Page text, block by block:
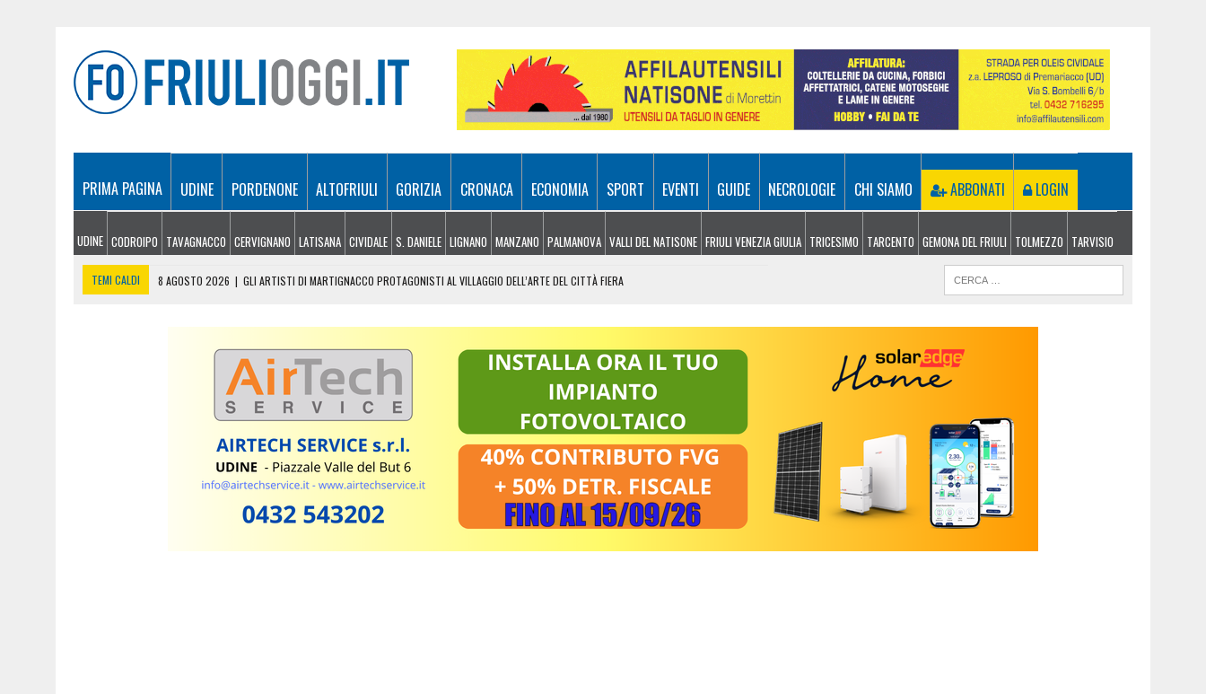
PRIMA PAGINA UDINE PORDENONE ALTOFRIULI GORIZIA CRONACA ECONOMIA SPORT EVENTI GUIDE NECROLOGIE CHI SIAMO ABBONATI LOGIN
UDINE CODROIPO TAVAGNACCO CERVIGNANO LATISANA CIVIDALE S. DANIELE LIGNANO MANZANO PALMANOVA VALLI DEL NATISONE FRIULI VENEZIA GIULIA TRICESIMO TARCENTO GEMONA DEL FRIULI TOLMEZZO TARVISIO
TEMI CALDI 8 AGOSTO 2026 | GLI ARTISTI DI MARTIGNACCO PROTAGONISTI AL VILLAGGIO DELL’ARTE DEL CITTÀ FIERA
INCENDIO TRA MONFALCONE E SAN GIOVANNI DI DUINO: FIAMME A RIDOSSO DELLA STATALE 14
LE PREVISIONI METEO IN FRIULI VENEZIA GIULIA DI DOMENICA 9 AGOSTO